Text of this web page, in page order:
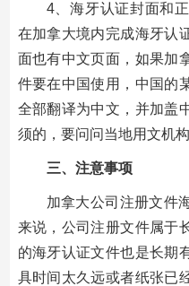
4、海牙认证封面和
在加拿大境内完成海牙认
面也有中文页面，如果加
件要在中国使用，中国的
全部翻译为中文，并加盖
须的，要问问当地用文机构
三、注意事项
加拿大公司注册文件
来说，公司注册文件属于
的海牙认证文件也是长期
具时间太久远或者纸张已